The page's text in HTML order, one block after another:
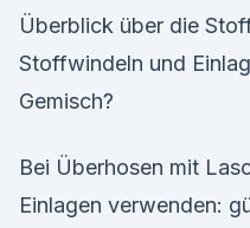
Überblick über die
Stoffwindeln und
Gemisch?
Bei Überhosen mit
Einlagen verwenden: